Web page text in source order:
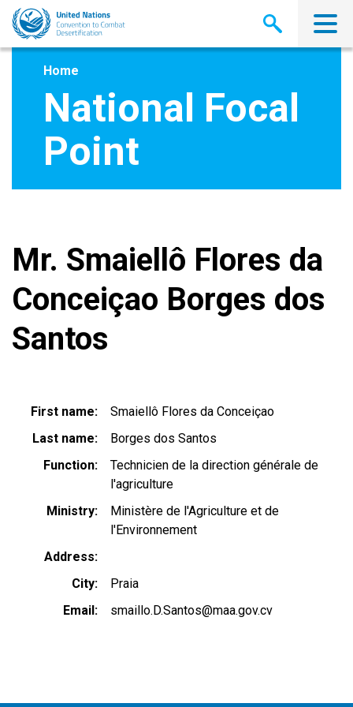
Skip
main
Home
National Focal
Point
Mr. Smaiellô Flores da
Conceiçao Borges dos
Santos
First name
Smaiellô Flores da Conceiçao
Last name
Borges dos Santos
Function
Technicien de la direction générale de
l'agriculture
Ministry
Ministère de l'Agriculture et de
l'Environnement
Address
City
Praia
Email
smaillo.D.Santos@maa.gov.cv